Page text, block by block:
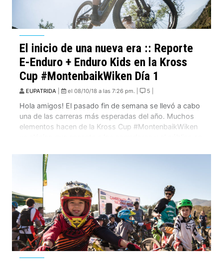
El inicio de una nueva era :: Reporte
E-Enduro + Enduro Kids en la Kross
Cup #MontenbaikWiken Día 1
EUPATRIDA el 08/10/18 a las 7:26 pm. | 5 |
Hola amigos! El pasado fin de semana se llevó a cabo
una de las carreras más esperadas del año. Muchos
elementos hacen de la Kross Cup #MontenbaikWiken
onda, la parrilla siempre prendida, cerveza Kross para